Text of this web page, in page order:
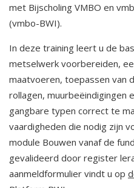
met Bijscholing VMBO en
(vmbo-BWI).
In deze training leert u de
metselwerk voorbereiden,
maatvoeren, toepassen van
rollagen, muurbeëindigingen
gangbare typen correct te
vaardigheden die nodig zijn
module Bouwen vanaf de
gevalideerd door register
aanmeldformulier vindt u op